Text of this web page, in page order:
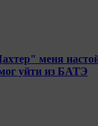
меня
уйти из БАТЭ